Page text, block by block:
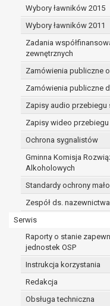
Wybory ławników 2015
Wybory ławników 2011
Zadania
zewnętrznych
Zamówienia publiczne
Zamówienia publiczne
Zapisy audio przebiegu
Zapisy wideo
Ochrona sygnalistów
Gminna Komisja
Alkoholowych
Standardy ochrony
Zespół ds.
Serwis
Raporty o stanie
jednostek OSP
Instrukcja korzystania
Redakcja
Obsługa techniczna